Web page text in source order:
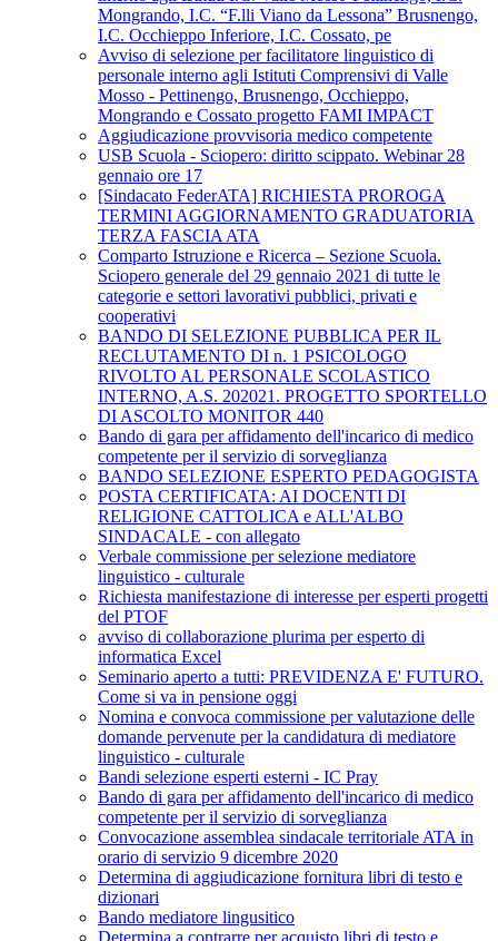
Mongrando, I.C. “F.lli Viano da Lessona” Brusnengo,
I.C. Occhieppo Inferiore, I.C. Cossato, pe
Avviso di selezione per facilitatore linguistico di
personale interno agli Istituti Comprensivi di Valle
Mosso - Pettinengo, Brusnengo, Occhieppo,
Mongrando e Cossato progetto FAMI IMPACT
Aggiudicazione provvisoria medico competente
USB Scuola - Sciopero: diritto scippato. Webinar 28
gennaio ore 17
[Sindacato FederATA] RICHIESTA PROROGA
TERMINI AGGIORNAMENTO GRADUATORIA
TERZA FASCIA ATA
Comparto Istruzione e Ricerca – Sezione Scuola.
Sciopero generale del 29 gennaio 2021 di tutte le
categorie e settori lavorativi pubblici, privati e
cooperativi
BANDO DI SELEZIONE PUBBLICA PER IL
RECLUTAMENTO DI n. 1 PSICOLOGO
RIVOLTO AL PERSONALE SCOLASTICO
INTERNO, A.S. 202021. PROGETTO SPORTELLO
DI ASCOLTO MONITOR 440
Bando di gara per affidamento dell'incarico di medico
competente per il servizio di sorveglianza
BANDO SELEZIONE ESPERTO PEDAGOGISTA
POSTA CERTIFICATA: AI DOCENTI DI
RELIGIONE CATTOLICA e ALL'ALBO
SINDACALE - con allegato
Verbale commissione per selezione mediatore
linguistico - culturale
Richiesta manifestazione di interesse per esperti progetti
del PTOF
avviso di collaborazione plurima per esperto di
informatica Excel
Seminario aperto a tutti: PREVIDENZA E' FUTURO.
Come si va in pensione oggi
Nomina e convoca commissione per valutazione delle
domande pervenute per la candidatura di mediatore
linguistico - culturale
Bandi selezione esperti esterni - IC Pray
Bando di gara per affidamento dell'incarico di medico
competente per il servizio di sorveglianza
Convocazione assemblea sindacale territoriale ATA in
orario di servizio 9 dicembre 2020
Determina di aggiudicazione fornitura libri di testo e
dizionari
Bando mediatore lingusitico